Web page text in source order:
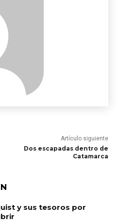
Artículo siguiente
Dos escapadas dentro de
Catamarca
y sus tesoros por